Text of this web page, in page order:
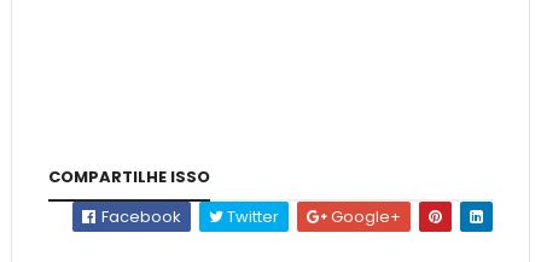
COMPARTILHE ISSO
Facebook
Twitter Google+